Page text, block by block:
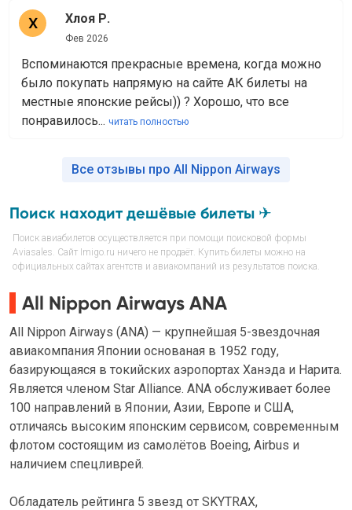
Хлоя Р.
Фев 2026
Вспоминаются прекрасные времена, когда можно
было покупать напрямую на сайте АК билеты на
местные японские рейсы)) ? Хорошо, что все
понравилось... читать полностью
Все отзывы про All Nippon Airways
Поиск находит дешёвые билеты ✈
Поиск авиабилетов осуществляется при помощи поисковой формы
Aviasales. Сайт Imigo.ru ничего не продаёт. Купить билеты можно на
официальных сайтах агентств и авиакомпаний из результатов поиска.
All Nippon Airways ANA
All Nippon Airways (ANA) — крупнейшая 5-звездочная
авиакомпания Японии основаная в 1952 году,
базирующаяся в токийских аэропортах Ханэда и Нарита.
Является членом Star Alliance. ANA обслуживает более
100 направлений в Японии, Азии, Европе и США,
отличаясь высоким японским сервисом, современным
флотом состоящим из самолётов Boeing, Airbus и
наличием спецливрей.
Обладатель рейтинга 5 звезд от SKYTRAX,